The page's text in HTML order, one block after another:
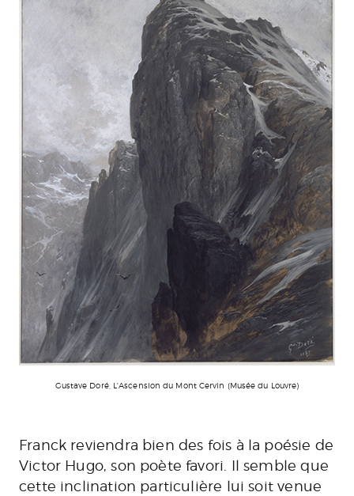
Gustave Doré, L'Ascension du Mont Cervin (Musée du Louvre)
Franck reviendra bien des fois à la poésie de
Victor Hugo, son poète favori. Il semble que
cette inclination particulière lui soit venue